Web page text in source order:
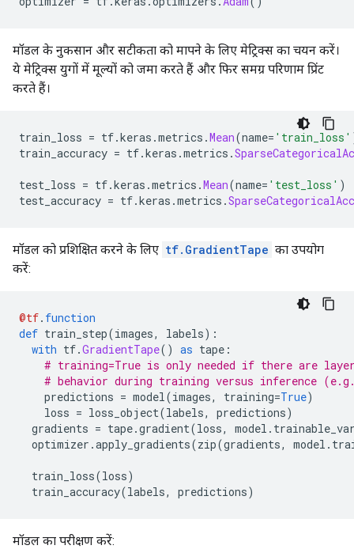
मॉडल के नुकसान और सटीकता को मापने के लिए मेट्रिक्स का चयन करें।
ये मेट्रिक्स युगों में मूल्यों को जमा करते हैं और फिर समग्र परिणाम प्रिंट
करते हैं।
train_loss = tf.keras .metrics .Mean(name= 'train_loss'
train_accuracy = tf.keras .metrics .
test_loss = tf.keras .metrics .Mean(name= 'test_loss' )
test_accuracy = tf.keras .metrics .
मॉडल को प्रशिक्षित करने के लिए tf.GradientTape का उपयोग
करें:
@tf. function
def train_step(images, labels):
with tf.GradientTape() as tape :
# training=True is only needed if there are
# behavior during training versus inference
predictions = model(images, training=True)
loss = loss_object(labels, predictions)
gradients = tape.gradient(loss, model .
optimizer .apply_gradients(zip(gradients, model .
train_loss(loss)
train_accuracy(labels, predictions)
मॉडल का परीक्षण करें: